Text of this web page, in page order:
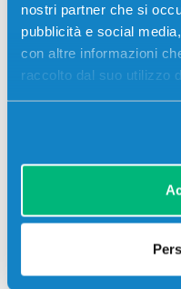
nostri partner che si
pubblicità e social
con altre informazioni
raccolto dal suo utilizzo